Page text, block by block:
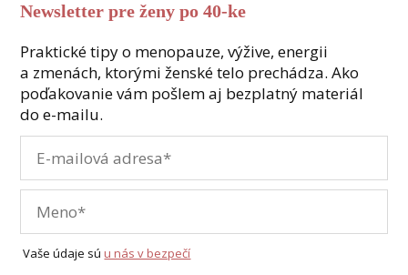
Newsletter pre ženy po 40-ke
Praktické tipy o menopauze, výžive, energii
a zmenách, ktorými ženské telo prechádza. Ako
poďakovanie vám pošlem aj bezplatný materiál
do e-mailu.
Vaše údaje súu nás v bezpečí